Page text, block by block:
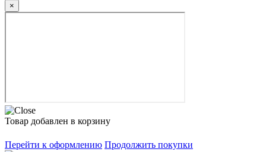
×
Товар добавлен в корзину
Перейти к оформлению Продолжить покупки